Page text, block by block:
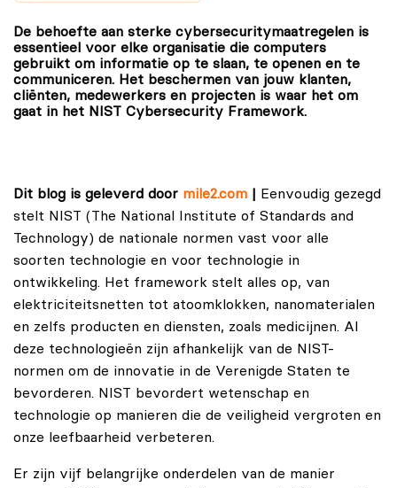
De behoefte aan sterke cybersecuritymaatregelen is
essentieel voor elke organisatie die computers
gebruikt om informatie op te slaan, te openen en te
communiceren. Het beschermen van jouw klanten,
cliënten, medewerkers en projecten is waar het om
gaat in het NIST Cybersecurity Framework.
Dit blog is geleverd door mile2.com
Eenvoudig gezegd
stelt NIST (The National Institute of Standards and
Technology) de nationale normen vast voor alle
soorten technologie en voor technologie in
ontwikkeling. Het framework stelt alles op, van
elektriciteitsnetten tot atoomklokken, nanomaterialen
en zelfs producten en diensten, zoals medicijnen. Al
deze technologieën zijn afhankelijk van de NIST-
normen om de innovatie in de Verenigde Staten te
bevorderen. NIST bevordert wetenschap en
technologie op manieren die de veiligheid vergroten en
onze leefbaarheid verbeteren.
Er zijn vijf belangrijke onderdelen van de manier